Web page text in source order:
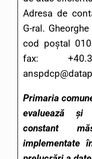
Adresa de
G-ral.
cod poștal
fax:
Primaria
evaluează și
constant
implementate